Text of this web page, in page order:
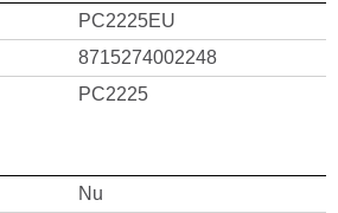
PC2225EU
8715274002248
PC2225
Nu